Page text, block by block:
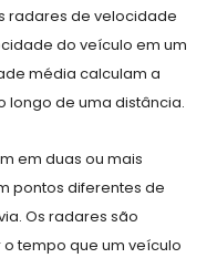
radares de velocidade
do veículo em um
média calculam a
longo de uma distância.
em duas ou mais
pontos diferentes de
Os radares são
tempo que um veículo